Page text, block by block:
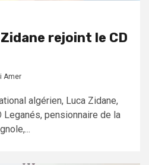
rejoint le CD
Amer
algérien, Luca Zidane,
Leganés, pensionnaire de la